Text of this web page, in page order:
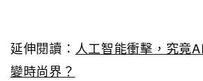
延伸閱讀： 人工智能衝擊，究竟
變時尚界？